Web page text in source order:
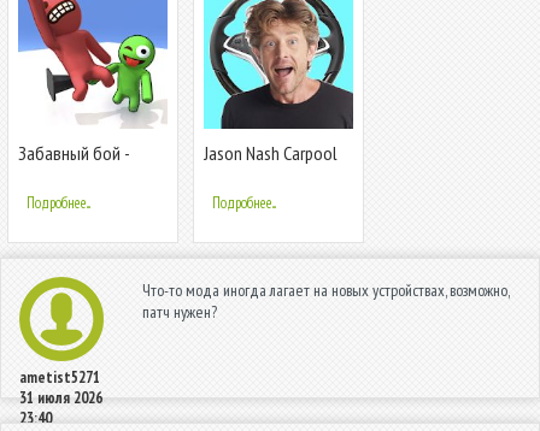
Забавный бой -
Подробнее...
Jason Nash Carpool
Подробнее...
ametist5271
31 июля 2026
23:40
Что-то мода иногда лагает на новых устройствах, возможно,
патч нужен?